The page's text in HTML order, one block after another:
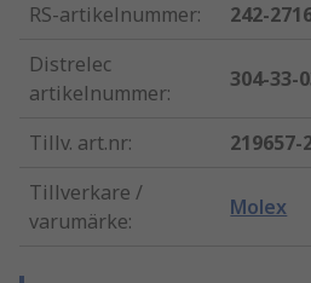
RS-artikelnummer:
242-
Distrelec
artikelnummer:
304-33-
Tillv. art.nr:
219657-
Tillverkare /
varumärke:
Molex